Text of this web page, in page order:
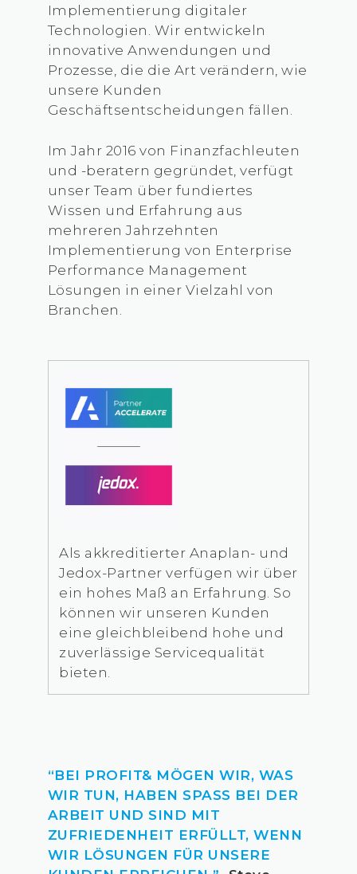
Implementierung digitaler
Technologien. Wir entwickeln
innovative Anwendungen und
Prozesse, die die Art verändern, wie
unsere Kunden
Geschäftsentscheidungen fällen.
Im Jahr 2016 von Finanzfachleuten
und -beratern gegründet, verfügt
unser Team über fundiertes
Wissen und Erfahrung aus
mehreren Jahrzehnten
Implementierung von Enterprise
Performance Management
Lösungen in einer Vielzahl von
Branchen.
Als akkreditierter Anaplan- und
Jedox-Partner verfügen wir über
ein hohes Maß an Erfahrung. So
können wir unseren Kunden
eine gleichbleibend hohe und
zuverlässige Servicequalität
bieten.
“BEI PROFIT& MÖGEN WIR, WAS
WIR TUN, HABEN SPASS BEI DER
ARBEIT UND SIND MIT
ZUFRIEDENHEIT ERFÜLLT, WENN
WIR LÖSUNGEN FÜR UNSERE